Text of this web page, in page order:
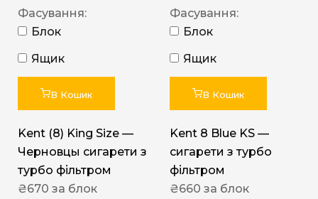
Фасування:
Блок
Ящик
В Кошик
Kent (8) King Size —
Черновцы сигарети з
турбо фільтром
₴670 за блок
Фасування:
Блок
Ящик
В Кошик
Kent 8 Blue KS —
сигарети з турбо
фільтром
₴660 за блок